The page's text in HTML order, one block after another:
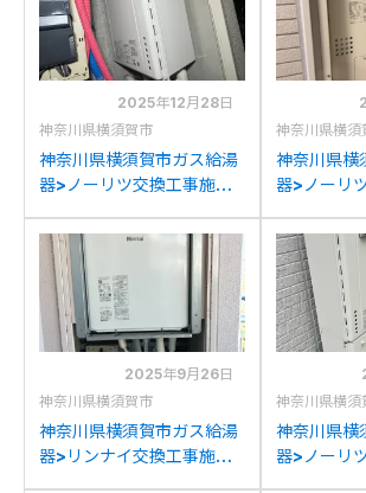
の交換
2025年12月28日
神奈川県横須賀市
神奈川県横須賀市ガス給湯
器>ノーリツ交換工事施工
2422SAWX-TBからノー
リツGT-2460SAWX-TB-
2 BLへの交換
神奈川県横須
神奈川県横
器>ノーリ
ツGTH-
への交換
2025年9月26日
神奈川県横須賀市
神奈川県横須賀市ガス給湯
器>リンナイ交換工事施工
神奈川県横須
神奈川県横
器>ノーリ